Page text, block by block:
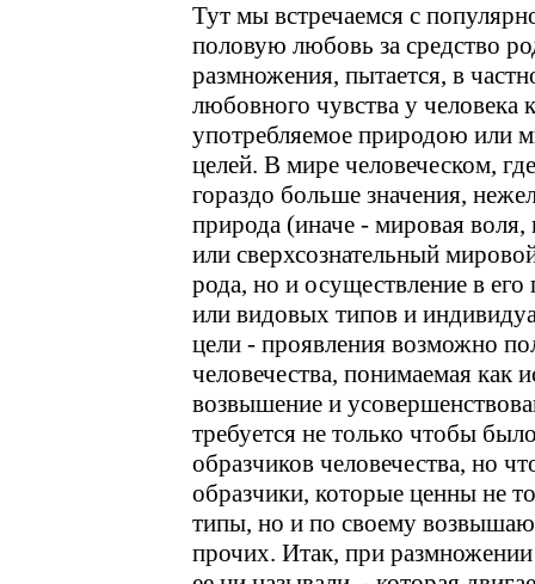
Тут мы встречаемся с
половую любовь за средство
размножения, пытается, в
любовного чувства у
употребляемое природою или
целей. В мире человеческом,
гораздо больше значения,
природа (иначе - мировая воля,
или сверхсознательный
рода, но и осуществление в
или видовых типов и
цели - проявления возможно
человечества, понимаемая как
возвышение и
требуется не только чтобы
образчиков человечества, но
образчики, которые ценны не
типы, но и по своему
прочих. Итак, при